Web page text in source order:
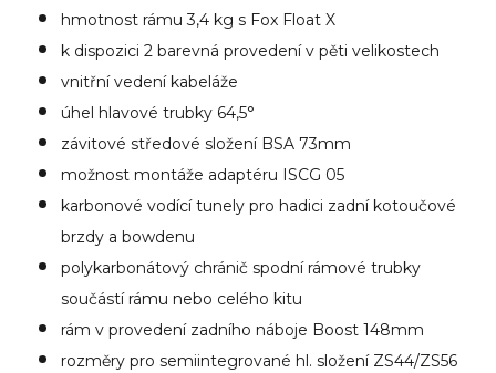
hmotnost rámu 3,4 kg s Fox Float X
k dispozici 2 barevná provedení v pěti velikostech
vnitřní vedení kabeláže
úhel hlavové trubky 64,5°
závitové středové složení BSA 73mm
možnost montáže adaptéru ISCG 05
karbonové vodící tunely pro hadici zadní kotoučové
brzdy a bowdenu
polykarbonátový chránič spodní rámové trubky
součástí rámu nebo celého kitu
rám v provedení zadního náboje Boost 148mm
rozměry pro semiintegrované hl. složení ZS44/ZS56